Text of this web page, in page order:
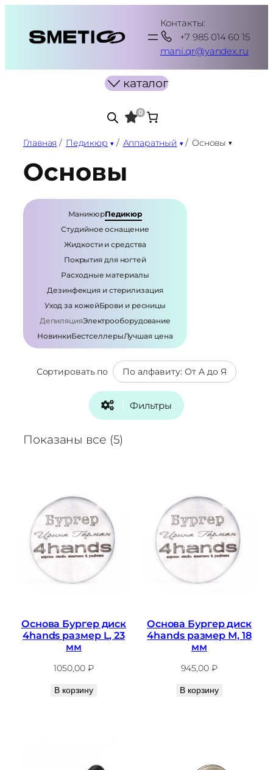
содержимому
Контакты:
+7 985 014 60 15
mani.qr@yandex.ru
каталог
0
Главная / Педикюр / Аппаратный / Основы
Основы
МаникюрПедикюр
Студийное оснащение
Жидкости и средства
Покрытия для ногтей
Расходные материалы
Дезинфекция и стерилизация
Уход за кожейБрови и ресницы
ДепиляцияЭлектрооборудование
НовинкиБестселлерыЛучшая цена
Сортировать по
Фильтры
Показаны все (5)
Основа Бургер диск
4hands размер L, 23
мм
1050,00 ₽
В корзину
Основа Бургер диск
4hands размер М, 18
мм
945,00 ₽
В корзину